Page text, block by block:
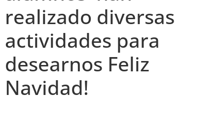
realizado diversas
actividades para
desearnos Feliz
Navidad!